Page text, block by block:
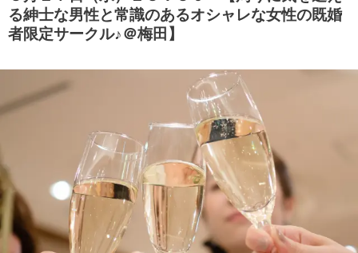
ー♪＠池袋】
る紳士な男性と常識のあるオシャレな女性の既婚
者限定サークル♪＠梅田】